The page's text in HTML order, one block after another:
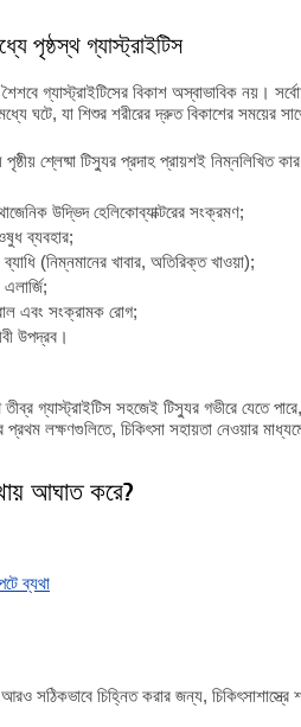
পৃষ্ঠস্থ গ্যাস্ট্রাইটিস
গ্যাস্ট্রাইটিসের বিকাশ অস্বাভাবিক নয়।
ঘটে, যা শিশুর শরীরের দ্রুত বিকাশের সময়ের
পৃষ্ঠীয় শ্লেষ্মা টিস্যুর প্রদাহ প্রায়শই নিম্নলিখিত
উদ্ভিদ হেলিকোব্যাক্টরের সংক্রমণ;
ব্যবহার;
ব্যাধি (নিম্নমানের খাবার, অতিরিক্ত খাওয়া);
এবং সংক্রামক রোগ;
উপদ্রব।
তীব্র গ্যাস্ট্রাইটিস সহজেই টিস্যুর গভীরে যেতে
প্রথম লক্ষণগুলিতে, চিকিৎসা সহায়তা নেওয়ার
আঘাত করে?
ব্যথা
সঠিকভাবে চিহ্নিত করার জন্য, চিকিৎসাশাস্ত্রে